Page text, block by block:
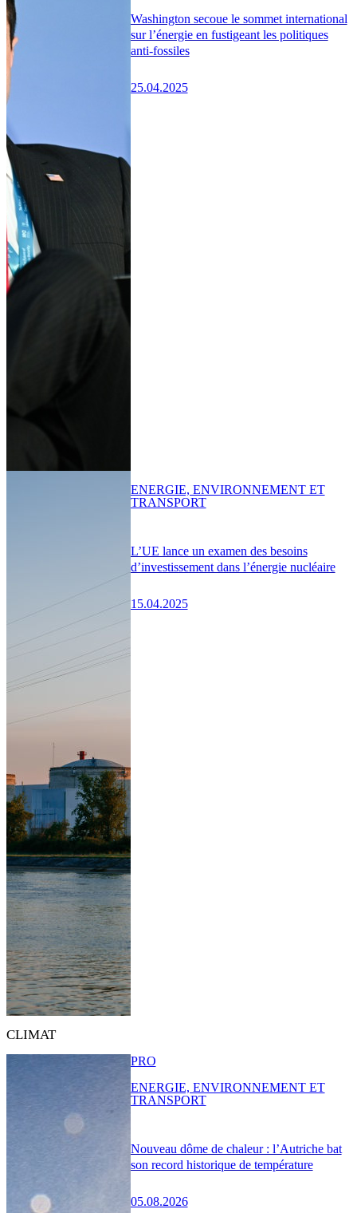
Washington secoue le sommet international
sur l’énergie en fustigeant les politiques
anti-fossiles
25.04.2025
L’UE lance un examen des besoins
d’investissement dans l’énergie nucléaire
15.04.2025
ENERGIE, ENVIRONNEMENT ET
TRANSPORT
CLIMAT
Nouveau dôme de chaleur : l’Autriche bat
son record historique de température
05.08.2026
PRO
ENERGIE, ENVIRONNEMENT ET
TRANSPORT